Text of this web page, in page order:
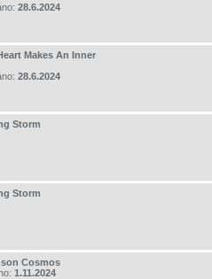
28.6.2024
Makes An Inner
28.6.2024
Storm
Storm
Cosmos
1.11.2024